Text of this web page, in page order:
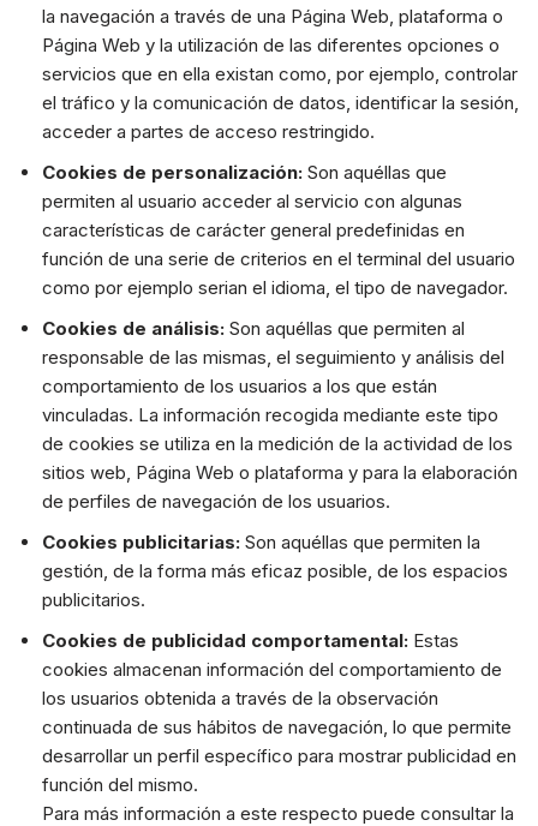
la navegación a través de una Página Web, plataforma o
Página Web y la utilización de las diferentes opciones o
servicios que en ella existan como, por ejemplo, controlar
el tráfico y la comunicación de datos, identificar la sesión,
acceder a partes de acceso restringido.
Cookies de personalización: Son aquéllas que
permiten al usuario acceder al servicio con algunas
características de carácter general predefinidas en
función de una serie de criterios en el terminal del usuario
como por ejemplo serian el idioma, el tipo de navegador.
Cookies de análisis: Son aquéllas que permiten al
responsable de las mismas, el seguimiento y análisis del
comportamiento de los usuarios a los que están
vinculadas. La información recogida mediante este tipo
de cookies se utiliza en la medición de la actividad de los
sitios web, Página Web o plataforma y para la elaboración
de perfiles de navegación de los usuarios.
Cookies publicitarias: Son aquéllas que permiten la
gestión, de la forma más eficaz posible, de los espacios
publicitarios.
Cookies de publicidad comportamental: Estas
cookies almacenan información del comportamiento de
los usuarios obtenida a través de la observación
continuada de sus hábitos de navegación, lo que permite
desarrollar un perfil específico para mostrar publicidad en
función del mismo.
Para más información a este respecto puede consultar la